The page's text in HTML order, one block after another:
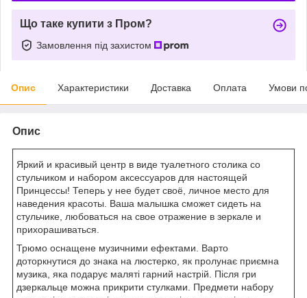
Що таке купити з Пром?
Замовлення під захистом
Опис Характеристики Доставка Оплата Умови
Опис
Яркий и красивый центр в виде туалетного столика со
стульчиком и набором аксессуаров для настоящей
Принцессы! Теперь у нее будет своё, личное место для
наведения красоты. Ваша малышка сможет сидеть на
стульчике, любоваться на свое отражение в зеркале и
прихорашиваться.
Трюмо оснащене музичними ефектами. Варто
доторкнутися до знака на люстерко, як пролунає приємна
музика, яка подарує маляті гарний настрій. Після гри
дзеркальце можна прикрити стулками. Предмети набору